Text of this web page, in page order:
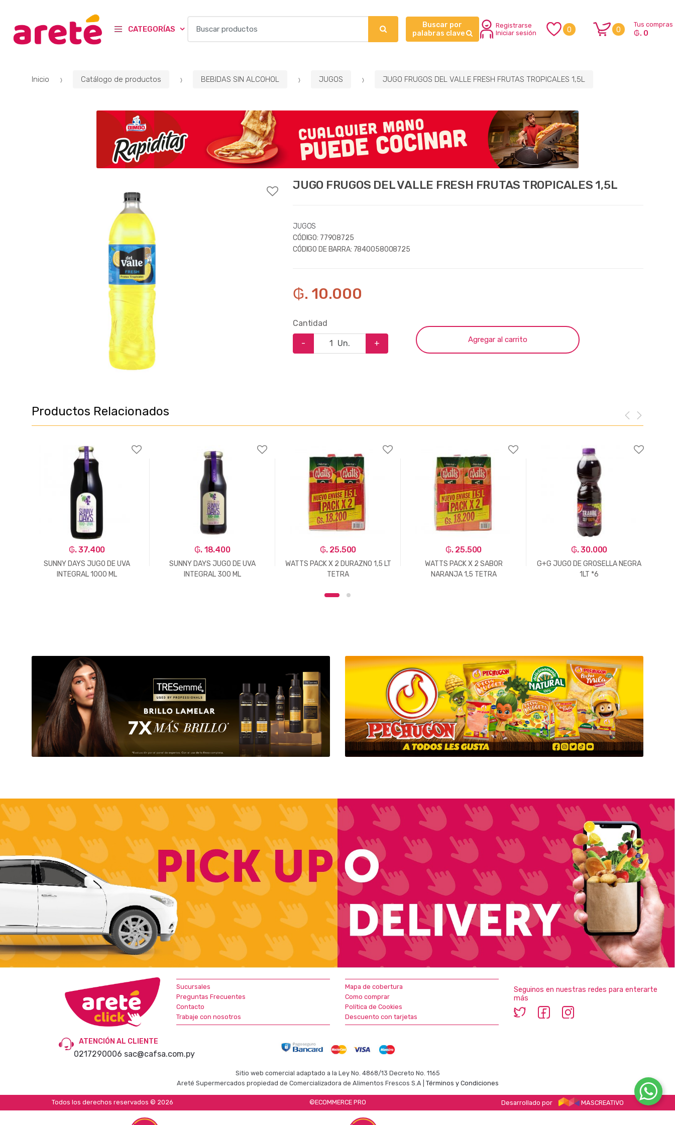
CATEGORÍAS
Buscar por
palabras clave
Registrarse
Iniciar sesión
0 0
Tus compras
₲. 0
Inicio Catálogo de productos BEBIDAS SIN ALCOHOL JUGOS JUGO FRUGOS DEL VALLE FRESH FRUTAS TROPICALES 1,5L
JUGO FRUGOS DEL VALLE FRESH FRUTAS TROPICALES 1,5L
JUGOS
CÓDIGO: 77908725
CÓDIGO DE BARRA: 7840058008725
₲. 10.000
Cantidad
- Un. + Agregar al carrito
Productos Relacionados
₲. 37.400
SUNNY DAYS JUGO DE UVA
INTEGRAL 1000 ML
₲. 18.400
SUNNY DAYS JUGO DE UVA
INTEGRAL 300 ML
₲. 25.500
WATTS PACK X 2 DURAZNO 1,5 LT
TETRA
₲. 25.500
WATTS PACK X 2 SABOR
NARANJA 1,5 TETRA
₲. 30.000
G+G JUGO DE GROSELLA NEGRA
1LT *6
Sucursales
Preguntas Frecuentes
Contacto
Trabaje con nosotros
Mapa de cobertura
Como comprar
Política de Cookies
Descuento con tarjetas
Seguinos en nuestras redes para enterarte
más
ATENCIÓN AL CLIENTE
0217290006 sac@cafsa.com.py
Sitio web comercial adaptado a la Ley No. 4868/13 Decreto No. 1165
Areté Supermercados propiedad de Comercializadora de Alimentos Frescos S.A | Términos y Condiciones
Todos los derechos reservados © 2026 ©ECOMMERCE PRO Desarrollado por MASCREATIVO